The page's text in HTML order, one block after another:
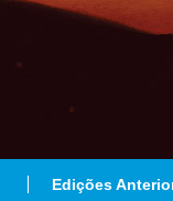
Edições